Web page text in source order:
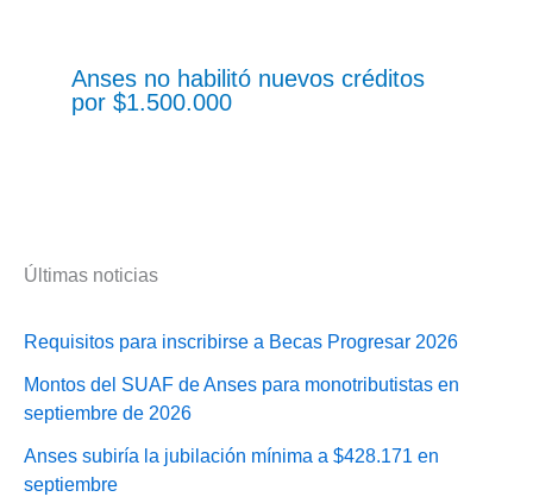
Anses no habilitó nuevos créditos
por $1.500.000
Últimas noticias
Requisitos para inscribirse a Becas Progresar 2026
Montos del SUAF de Anses para monotributistas en
septiembre de 2026
Anses subiría la jubilación mínima a $428.171 en
septiembre